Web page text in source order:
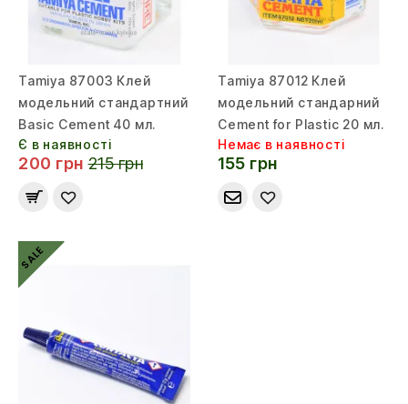
Tamiya 87003 Клей
модельний стандартний
Basic Cement 40 мл.
Є в наявності
200 грн 215 грн
Tamiya 87012 Клей
модельний стандарний
Cement for Plastic 20 мл.
Немає в наявності
155 грн
SALE